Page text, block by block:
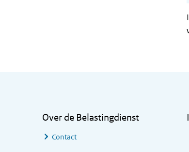
Over de Belastingdienst
Contact